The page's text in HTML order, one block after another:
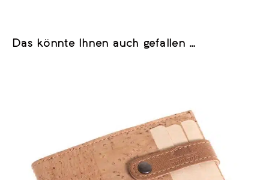
Das könnte Ihnen auch gefallen …